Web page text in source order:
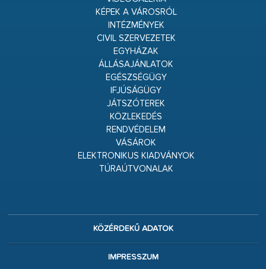
KÉPEK A VÁROSRÓL
INTÉZMÉNYEK
CIVIL SZERVEZETEK
EGYHÁZAK
ÁLLÁSAJÁNLATOK
EGÉSZSÉGÜGY
IFJÚSÁGÜGY
JÁTSZÓTEREK
KÖZLEKEDÉS
RENDVÉDELEM
VÁSÁROK
ELEKTRONIKUS KIADVÁNYOK
TÚRAÚTVONALAK
KÖZÉRDEKŰ ADATOK
IMPRESSZUM